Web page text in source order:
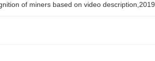
of miners based on video description,2019